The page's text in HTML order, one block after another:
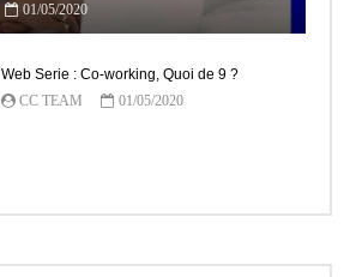
01/05/2020
Web Serie : Co-working, Quoi de 9 ?
CC TEAM
01/05/2020